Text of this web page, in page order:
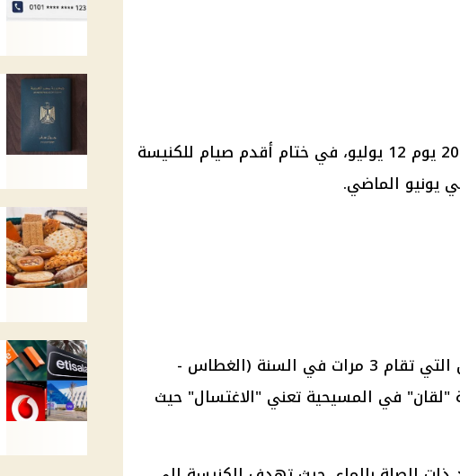
يحتفل الأقباط بعيد الرسل لعام 2024 يوم 12 يوليو، في ختام أقدم صيام للكنيسة
يونيو الماضي.
وفي عيد الرسل يصلي صلاة اللقان التي تقام 3 مرات في السنة (الغطاس -
في المسيحية تعني "الاغتسال" حيث